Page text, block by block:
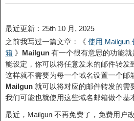
最近更新：25th 10 月, 2025
之前我写过一篇文章：《 使用 Mailgun
箱 》 Mailgun 有一个很有意思的功能
能设定，你可以将任意发来的邮件转发
这样就不需要为每一个域名设置一个邮
Mailgun 就可以将对应的邮件转发的
我们可能也就使用这些域名邮箱做个基
最近，Mailgun 不再免费了，免费用户